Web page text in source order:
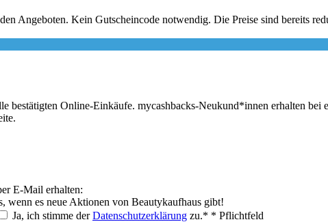
Angeboten. Kein Gutscheincode notwendig. Die Preise sind bereits
bestätigten Online-Einkäufe. mycashbacks-Neukund*innen erhalten
E-Mail erhalten:
wenn es neue Aktionen von Beautykaufhaus gibt!
Ja, ich stimme derDatenschutzerklärung zu.* * Pflichtfeld